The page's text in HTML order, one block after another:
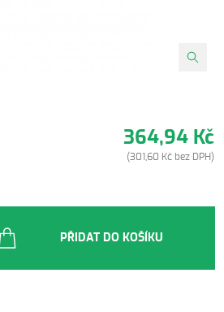
364,94 Kč
(301,60 Kč bez DPH)
PŘIDAT DO KOŠÍKU